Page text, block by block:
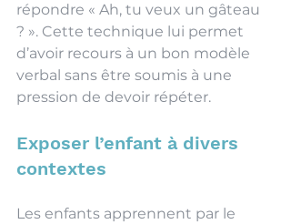
répondre « Ah, tu veux un gâteau
? ». Cette technique lui permet
d’avoir recours à un bon modèle
verbal sans être soumis à une
pression de devoir répéter.
Exposer l’enfant à divers
contextes
Les enfants apprennent par le